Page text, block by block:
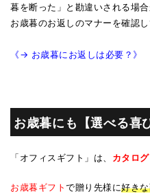
暮を断った」と勘違いされる場合
お歳暮のお返しのマナーを確認し
《→ お歳暮にお返しは必要？》
お歳暮にも【選べる喜
「オフィスギフト」は、 カタロ
お歳暮ギフトで贈り先様に好き